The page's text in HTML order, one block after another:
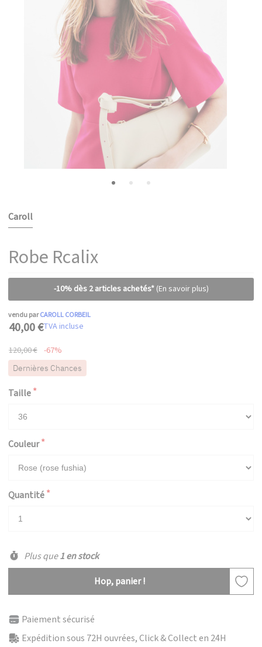
Caroll
Robe Rcalix
-10% dès 2 articles achetés* (En savoir plus)
vendu parCAROLL CORBEIL
40,00 €TVA incluse
120,00 € -67%
Dernières Chances
Taille
Couleur
Quantité
Plus que1 en stock
Hop, panier !
Paiement sécurisé
Expédition sous 72H ouvrées, Click & Collect en 24H